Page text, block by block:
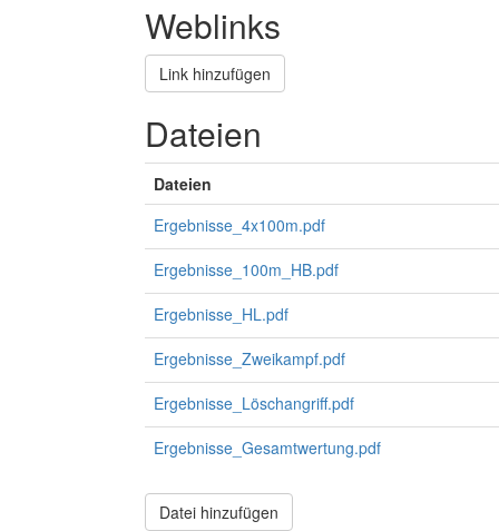
Weblinks
Link hinzufügen
Dateien
Dateien
Ergebnisse_4x100m.pdf
Ergebnisse_100m_HB.pdf
Ergebnisse_HL.pdf
Ergebnisse_Zweikampf.pdf
Ergebnisse_Löschangriff.pdf
Ergebnisse_Gesamtwertung.pdf
Datei hinzufügen